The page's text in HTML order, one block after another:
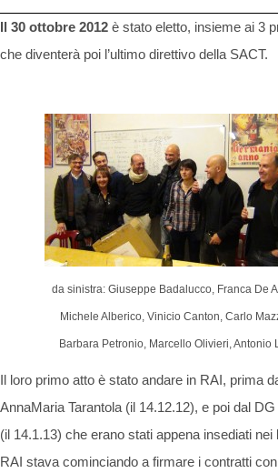
Il 30 ottobre 2012 è stato eletto, insieme ai 3
che diventerà poi l’ultimo direttivo della SACT.
da sinistra: Giuseppe Badalucco, Franca De
Michele Alberico, Vinicio Canton, Carlo
Barbara Petronio, Marcello Olivieri, Antonio
Il loro primo atto è stato andare in RAI, prima
AnnaMaria Tarantola (il 14.12.12), e poi dal
(il 14.1.13) che erano stati appena insediati nei
RAI stava cominciando a firmare i contratti